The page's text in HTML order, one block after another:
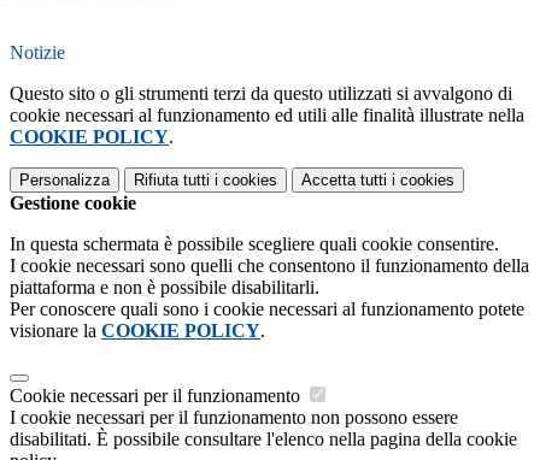
Notizie
Questo sito o gli strumenti terzi da questo utilizzati si avvalgono di
cookie necessari al funzionamento ed utili alle finalità illustrate nella
COOKIE POLICY.
Personalizza Rifiuta tutti i cookies Accetta tutti i cookies
Gestione cookie
In questa schermata è possibile scegliere quali cookie consentire.
I cookie necessari sono quelli che consentono il funzionamento della
piattaforma e non è possibile disabilitarli.
Per conoscere quali sono i cookie necessari al funzionamento potete
visionare la COOKIE POLICY.
Cookie necessari per il funzionamento
I cookie necessari per il funzionamento non possono essere
disabilitati. È possibile consultare l'elenco nella pagina della cookie